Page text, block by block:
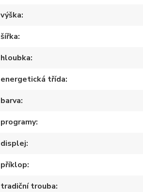
výška
šířka
hloubka
energetická třída
barva
programy
displej
příklop
tradiční trouba